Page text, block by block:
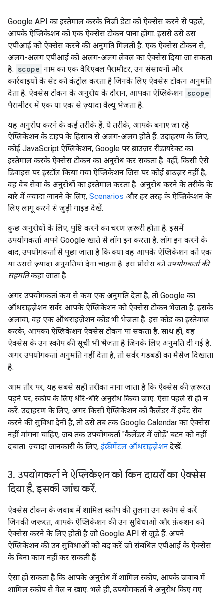
Google API का इस्तेमाल करके निजी डेटा को ऐक्सेस करने से पहले,
आपके ऐप्लिकेशन को एक ऐक्सेस टोकन पाना होगा. इससे उसे उस
एपीआई को ऐक्सेस करने की अनुमति मिलती है. एक ऐक्सेस टोकन से,
अलग-अलग एपीआई को अलग-अलग लेवल का ऐक्सेस दिया जा सकता
है. scope नाम का एक वैरिएबल पैरामीटर, उन संसाधनों और
कार्रवाइयों के सेट को कंट्रोल करता है जिनके लिए ऐक्सेस टोकन अनुमति
देता है. ऐक्सेस टोकन के अनुरोध के दौरान, आपका ऐप्लिकेशन scope
पैरामीटर में एक या एक से ज़्यादा वैल्यू भेजता है.
यह अनुरोध करने के कई तरीके हैं. ये तरीके, आपके बनाए जा रहे
ऐप्लिकेशन के टाइप के हिसाब से अलग-अलग होते हैं. उदाहरण के लिए,
कोई JavaScript ऐप्लिकेशन, Google पर ब्राउज़र रीडायरेक्ट का
इस्तेमाल करके ऐक्सेस टोकन का अनुरोध कर सकता है. वहीं, किसी ऐसे
डिवाइस पर इंस्टॉल किया गया ऐप्लिकेशन जिस पर कोई ब्राउज़र नहीं है,
वह वेब सेवा के अनुरोधों का इस्तेमाल करता है. अनुरोध करने के तरीके के
बारे में ज़्यादा जानने के लिए, Scenarios और हर तरह के ऐप्लिकेशन के
लिए लागू करने से जुड़ी गाइड देखें.
कुछ अनुरोधों के लिए, पुष्टि करने का चरण ज़रूरी होता है. इसमें
उपयोगकर्ता अपने Google खाते से लॉग इन करता है. लॉग इन करने के
बाद, उपयोगकर्ता से पूछा जाता है कि क्या वह आपके ऐप्लिकेशन को एक
या उससे ज़्यादा अनुमतियां देना चाहता है. इस प्रोसेस को उपयोगकर्ता की
सहमतिकहा जाता है.
अगर उपयोगकर्ता कम से कम एक अनुमति देता है, तो Google का
ऑथराइज़ेशन सर्वर आपके ऐप्लिकेशन को ऐक्सेस टोकन भेजता है. इसके
अलावा, वह एक ऑथराइज़ेशन कोड भी भेजता है. इस कोड का इस्तेमाल
करके, आपका ऐप्लिकेशन ऐक्सेस टोकन पा सकता है. साथ ही, वह
ऐक्सेस के उन स्कोप की सूची भी भेजता है जिनके लिए अनुमति दी गई है.
अगर उपयोगकर्ता अनुमति नहीं देता है, तो सर्वर गड़बड़ी का मैसेज दिखाता
है.
आम तौर पर, यह सबसे सही तरीका माना जाता है कि ऐक्सेस की ज़रूरत
पड़ने पर, स्कोप के लिए धीरे-धीरे अनुरोध किया जाए. ऐसा पहले से ही न
करें. उदाहरण के लिए, अगर किसी ऐप्लिकेशन को कैलेंडर में इवेंट सेव
करने की सुविधा देनी है, तो उसे तब तक Google Calendar का ऐक्सेस
नहीं मांगना चाहिए, जब तक उपयोगकर्ता "कैलेंडर में जोड़ें" बटन को नहीं
दबाता. ज़्यादा जानकारी के लिए, इंक्रीमेंटल ऑथराइज़ेशन देखें.
3. उपयोगकर्ता ने ऐप्लिकेशन को किन दायरों का ऐक्सेस
दिया है, इसकी जांच करें.
ऐक्सेस टोकन के जवाब में शामिल स्कोप की तुलना उन स्कोप से करें
जिनकी ज़रूरत, आपके ऐप्लिकेशन की उन सुविधाओं और फ़ंक्शन को
ऐक्सेस करने के लिए होती है जो Google API से जुड़े हैं. अपने
ऐप्लिकेशन की उन सुविधाओं को बंद करें जो संबंधित एपीआई के ऐक्सेस
के बिना काम नहीं कर सकती हैं.
ऐसा हो सकता है कि आपके अनुरोध में शामिल स्कोप, आपके जवाब में
शामिल स्कोप से मेल न खाए. भले ही, उपयोगकर्ता ने अनुरोध किए गए